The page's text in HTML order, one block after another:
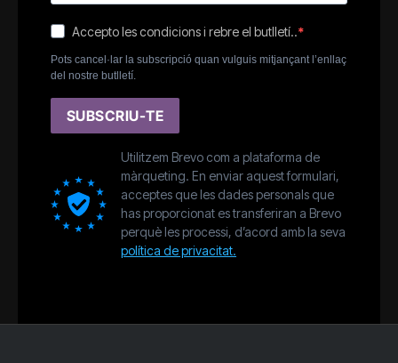
Accepto les condicions i rebre el butlletí..
Pots cancel·lar la subscripció quan vulguis mitjançant l’enllaç
del nostre butlletí.
SUBSCRIU-TE
Utilitzem Brevo com a plataforma de
màrqueting. En enviar aquest formulari,
acceptes que les dades personals que
has proporcionat es transferiran a Brevo
perquè les processi, d’acord amb la seva
política de privacitat.